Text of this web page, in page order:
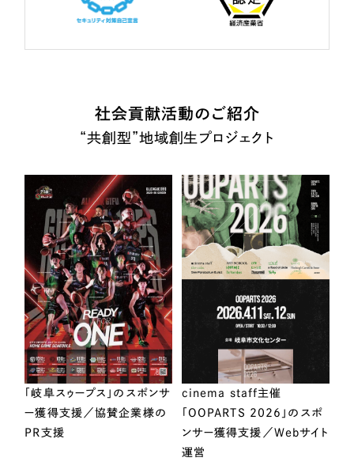
社会貢献活動のご紹介
“共創型”地域創生プロジェクト
「岐阜スゥープス」のスポンサ
ー獲得支援／協賛企業様の
PR支援
cinema staff主催
「OOPARTS 2026」のスポ
ンサー獲得支援／Webサイト
運営